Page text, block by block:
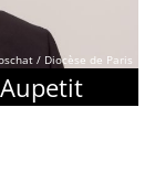
/ Diocèse de Paris